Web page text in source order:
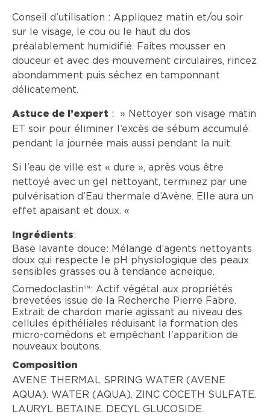
Conseil d’utilisation : Appliquez matin et/ou soir
sur le visage, le cou ou le haut du dos
préalablement humidifié. Faites mousser en
douceur et avec des mouvement circulaires, rincez
abondamment puis séchez en tamponnant
délicatement.
Astuce de l’expert : » Nettoyer son visage matin
ET soir pour éliminer l’excès de sébum accumulé
pendant la journée mais aussi pendant la nuit.
Si l’eau de ville est « dure », après vous être
nettoyé avec un gel nettoyant, terminez par une
pulvérisation d’Eau thermale d’Avène. Elle aura un
effet apaisant et doux. «
Ingrédients:
Base lavante douce: Mélange d’agents nettoyants
doux qui respecte le pH physiologique des peaux
sensibles grasses ou à tendance acneique.
Comedoclastin™: Actif végétal aux propriétés
brevetées issue de la Recherche Pierre Fabre.
Extrait de chardon marie agissant au niveau des
cellules épithéliales réduisant la formation des
micro-comédons et empêchant l’apparition de
nouveaux boutons.
Composition
AVENE THERMAL SPRING WATER (AVENE
AQUA). WATER (AQUA). ZINC COCETH SULFATE.
LAURYL BETAINE. DECYL GLUCOSIDE.